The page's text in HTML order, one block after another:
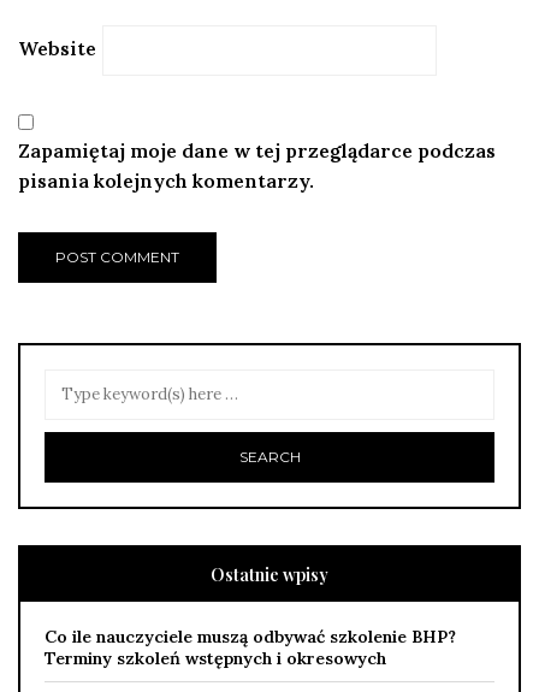
Website
Zapamiętaj moje dane w tej przeglądarce podczas
pisania kolejnych komentarzy.
Ostatnie wpisy
Co ile nauczyciele muszą odbywać szkolenie BHP?
Terminy szkoleń wstępnych i okresowych